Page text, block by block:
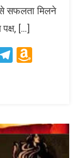
सफलता मिलने
[…]
Telegram